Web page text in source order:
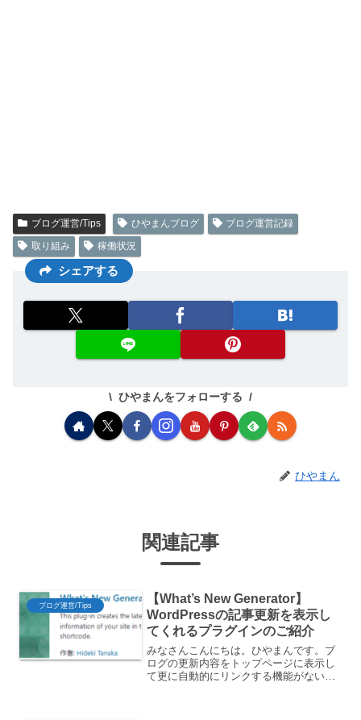
ブログ運営/Tips ひやまんブログ
ブログ運営記録
取り組み
稼働状況
シェアする
ひやまんをフォローする
ひやまん
関連記事
ブログ運営/Tips
【What’s New Generator】
WordPressの記事更新を表示し
てくれるプラグインのご紹介
みなさんこんにちは。ひやまんです。ブ
ログの更新内容をトップページに表示し
て更に自動的にリンクする機能がないだ